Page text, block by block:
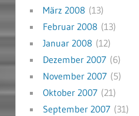
März 2008(13)
Februar 2008(13)
Januar 2008(12)
Dezember 2007(6)
November 2007(5)
Oktober 2007(21)
September 2007(31)